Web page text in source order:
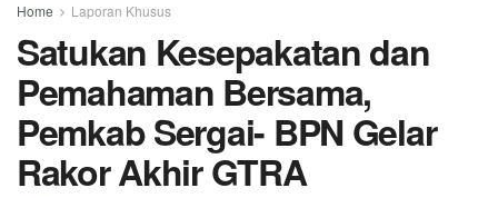
Home Laporan Khusus
Satukan Kesepakatan dan
Pemahaman Bersama,
Pemkab Sergai- BPN Gelar
Rakor Akhir GTRA